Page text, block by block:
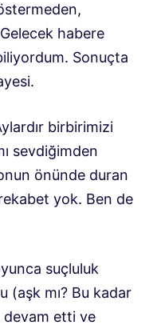
habere
Sonuçta
birbirimizi
sevdiğimden
önünde duran
yok. Ben de
suçluluk
(aşk mı? Bu kadar
devam etti ve